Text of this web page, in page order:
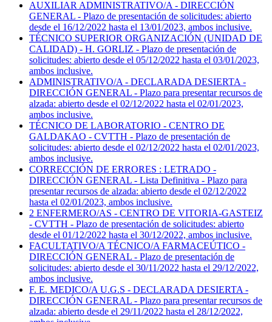
AUXILIAR ADMINISTRATIVO/A - DIRECCIÓN
GENERAL - Plazo de presentación de solicitudes: abierto
desde el 16/12/2022 hasta el 13/01/2023, ambos inclusive.
TÉCNICO SUPERIOR ORGANIZACIÓN (UNIDAD DE
CALIDAD) - H. GORLIZ - Plazo de presentación de
solicitudes: abierto desde el 05/12/2022 hasta el 03/01/2023,
ambos inclusive.
ADMINISTRATIVO/A - DECLARADA DESIERTA -
DIRECCIÓN GENERAL - Plazo para presentar recursos de
alzada: abierto desde el 02/12/2022 hasta el 02/01/2023,
ambos inclusive.
TÉCNICO DE LABORATORIO - CENTRO DE
GALDAKAO - CVTTH - Plazo de presentación de
solicitudes: abierto desde el 02/12/2022 hasta el 02/01/2023,
ambos inclusive.
CORRECCIÓN DE ERRORES : LETRADO -
DIRECCIÓN GENERAL - Lista Definitiva - Plazo para
presentar recursos de alzada: abierto desde el 02/12/2022
hasta el 02/01/2023, ambos inclusive.
2 ENFERMERO/AS - CENTRO DE VITORIA-GASTEIZ
- CVTTH - Plazo de presentación de solicitudes: abierto
desde el 01/12/2022 hasta el 30/12/2022, ambos inclusive.
FACULTATIVO/A TÉCNICO/A FARMACEÚTICO -
DIRECCIÓN GENERAL - Plazo de presentación de
solicitudes: abierto desde el 30/11/2022 hasta el 29/12/2022,
ambos inclusive.
F. E. MEDICO/A U.G.S - DECLARADA DESIERTA -
DIRECCIÓN GENERAL - Plazo para presentar recursos de
alzada: abierto desde el 29/11/2022 hasta el 28/12/2022,